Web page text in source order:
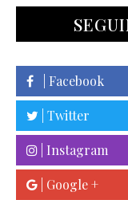
| Facebook
| Twitter
| Instagram
| Google +